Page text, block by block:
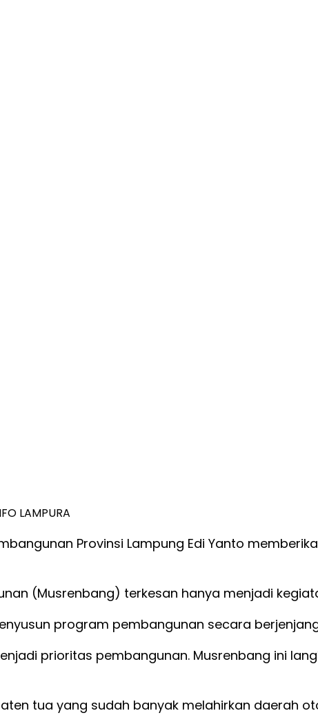
LAMPURA
Provinsi Lampung Edi Yanto
(Musrenbang) terkesan hanya menjadi
program pembangunan secara
prioritas pembangunan. Musrenbang ini
tua yang sudah banyak melahirkan daerah